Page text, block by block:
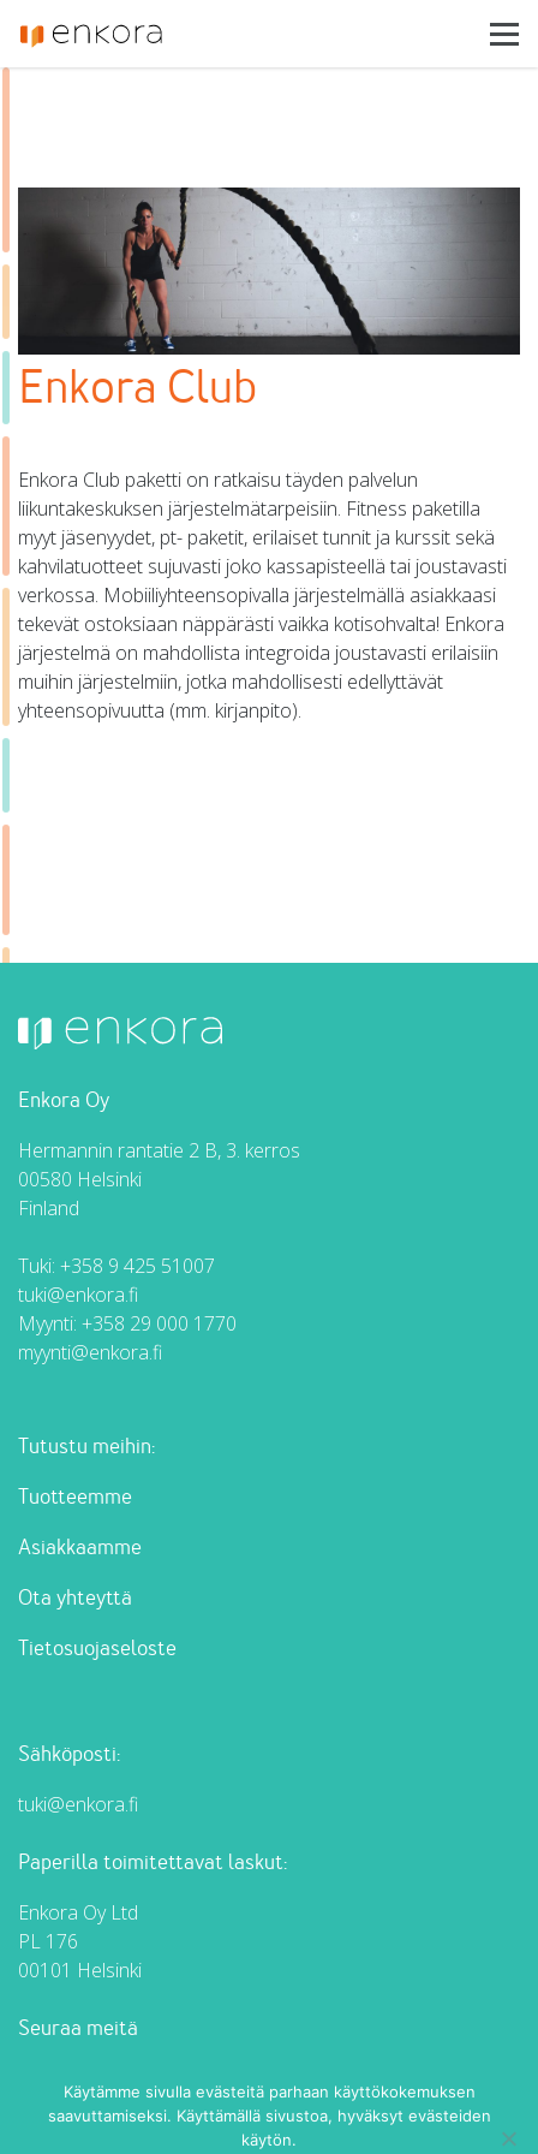
Enkora
Ajankohtaista
Asiakastuki
Ota yhteyttä
Enkora Club
Enkora Club paketti on ratkaisu täyden palvelun
liikuntakeskuksen järjestelmätarpeisiin. Fitness paketilla
myyt jäsenyydet, pt- paketit, erilaiset tunnit ja kurssit sekä
kahvilatuotteet sujuvasti joko kassapisteellä tai joustavasti
verkossa. Mobiiliyhteensopivalla järjestelmällä asiakkaasi
tekevät ostoksiaan näppärästi vaikka kotisohvalta! Enkora
järjestelmä on mahdollista integroida joustavasti erilaisiin
muihin järjestelmiin, jotka mahdollisesti edellyttävät
yhteensopivuutta (mm. kirjanpito).
Enkora Oy
Hermannin rantatie 2 B, 3. kerros
00580 Helsinki
Finland
Tuki: +358 9 425 51007
tuki@enkora.fi
Myynti: +358 29 000 1770
myynti@enkora.fi
Tutustu meihin:
Tuotteemme
Asiakkaamme
Ota yhteyttä
Tietosuojaseloste
Sähköposti:
tuki@enkora.fi
Paperilla toimitettavat laskut:
Enkora Oy Ltd
PL 176
00101 Helsinki
Seuraa meitä
Käytämme sivulla evästeitä parhaan käyttökokemuksen
saavuttamiseksi. Käyttämällä sivustoa, hyväksyt evästeiden
käytön.